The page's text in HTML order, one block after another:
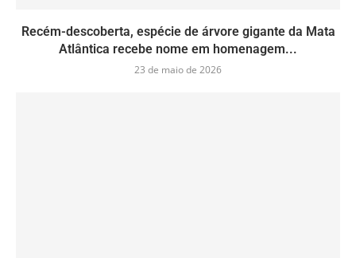
Recém-descoberta, espécie de árvore gigante da Mata
Atlântica recebe nome em homenagem...
23 de maio de 2026